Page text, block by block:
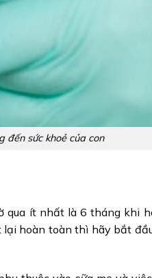
đến sức khoẻ của con
qua ít nhất là 6 tháng khi
lại hoàn toàn thì hãy bắt